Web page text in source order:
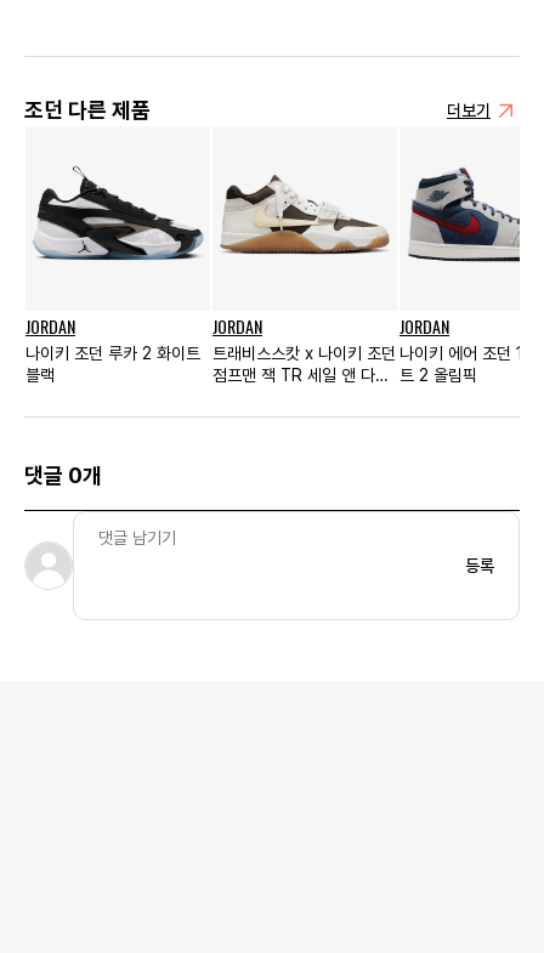
조던 다른 제품 더보기
JORDAN
나이키 조던 루카 2 화이트
블랙
JORDAN
트래비스스캇 x 나이키 조던
점프맨 잭 TR 세일 앤 다크
JORDAN
나이키 에어 조던 1
트 2 올림픽
댓글 0개
등록